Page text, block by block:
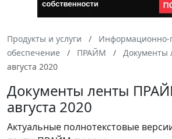
Продукты и услуги
Информационно-
обеспечение
ПРАЙМ
августа 2020
Документы ленты
августа 2020
Актуальные полнотекстовые